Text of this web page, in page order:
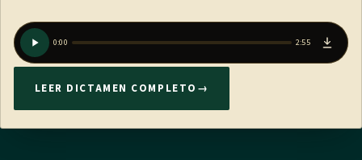
0:00 2:55
LEER DICTAMEN COMPLETO →